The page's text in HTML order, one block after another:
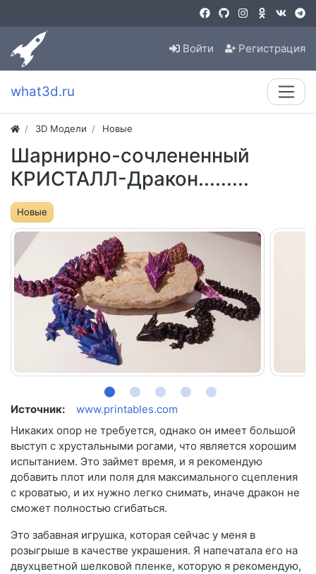
Войти Регистрация
what3d.ru
3D Модели Новые
Шарнирно-сочлененный
КРИСТАЛЛ-Дракон.........
Новые
Источник:
www.printables.com
Никаких опор не требуется, однако он имеет большой
выступ с хрустальными рогами, что является хорошим
испытанием. Это займет время, и я рекомендую
добавить плот или поля для максимального сцепления
с кроватью, и их нужно легко снимать, иначе дракон не
сможет полностью сгибаться.
Это забавная игрушка, которая сейчас у меня в
розыгрыше в качестве украшения. Я напечатала его на
двухцветной шелковой пленке, которую я рекомендую,